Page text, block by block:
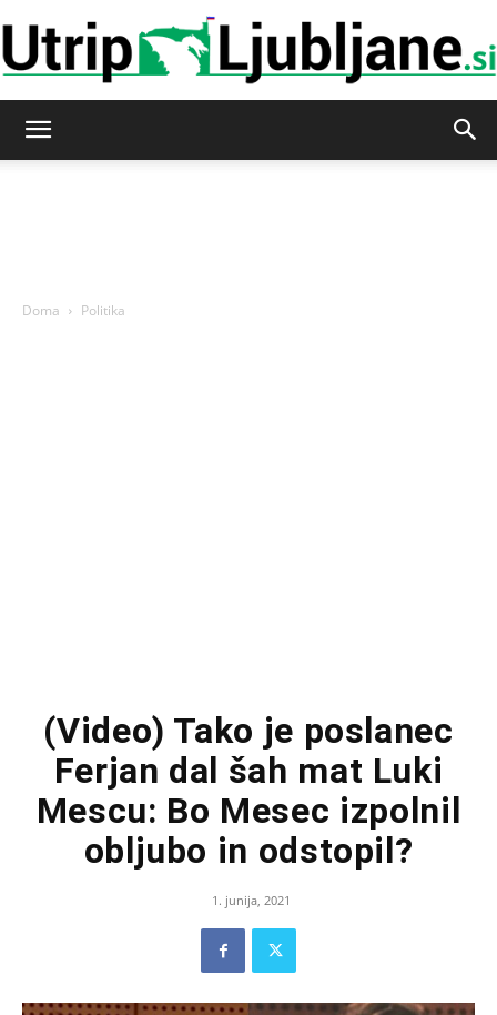
Doma Politika
(Video) Tako je poslanec
Ferjan dal šah mat Luki
Mescu: Bo Mesec izpolnil
obljubo in odstopil?
1. junija, 2021